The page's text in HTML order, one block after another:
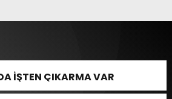
İŞTEN ÇIKARMA VAR